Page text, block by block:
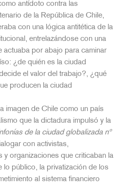
antídoto contra las
de la República de Chile,
con una lógica antitética de la
entrelazándose con una
actuaba por abajo para caminar
¿de quién es la ciudad
el valor del trabajo?, ¿qué
producen la ciudad
imagen de Chile como un país
que la dictadura impulsó y la
de la ciudad globalizada nº
con activistas,
y organizaciones que criticaban la
lo público, la privatización de los
al sistema financiero